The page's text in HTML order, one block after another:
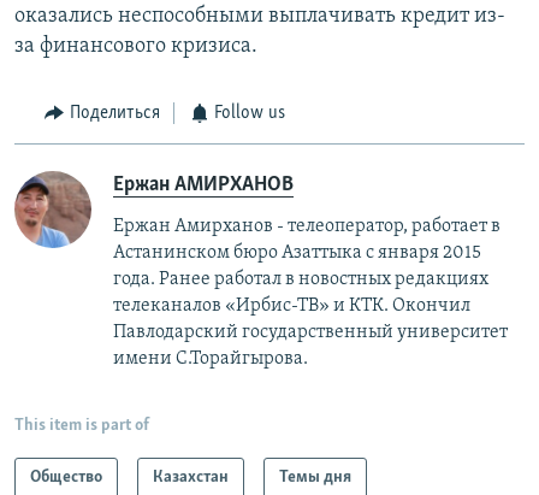
оказались неспособными выплачивать кредит из-
за финансового кризиса.
Поделиться Follow us
Ержан АМИРХАНОВ
Ержан Амирханов - телеоператор, работает в
Астанинском бюро Азаттыка с января 2015
года. Ранее работал в новостных редакциях
телеканалов «Ирбис-ТВ» и КТК. Окончил
Павлодарский государственный университет
имени С.Торайгырова.
This item is part of
Общество Казахстан Темы дня